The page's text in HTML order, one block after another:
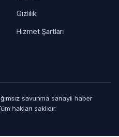
Gizlilik
Hizmet Şartları
savunma sanayii haber
hakları saklıdır.